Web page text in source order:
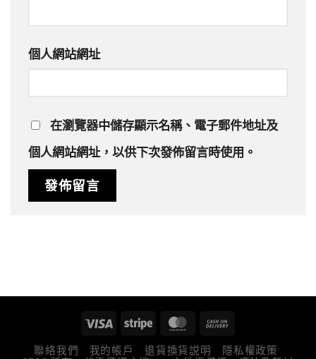
個人網站網址
在瀏覽器中儲存顯示名稱、電子郵件地址及
個人網站網址，以供下次發佈留言時使用。
聯絡我們 我的帳戶 退貨換貨説明
隱私權政策